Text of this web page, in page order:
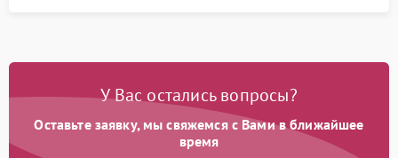
У Вас остались вопросы?
Оставьте заявку, мы свяжемся с Вами в ближайшее
время